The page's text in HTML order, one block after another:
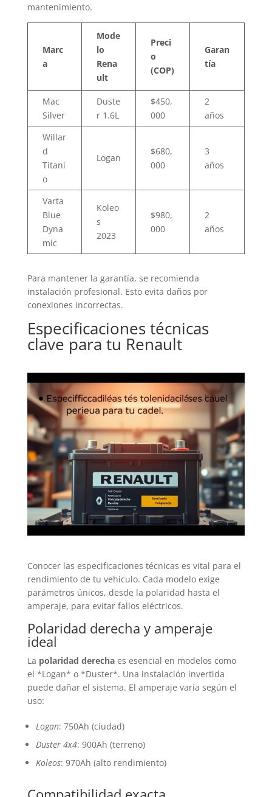
mantenimiento.
Marc
a
Mode
lo
Rena
ult
Preci
o
(COP)
Garan
tía
Mac
Silver
Duste
r 1.6L
$450,
000
2
años
Willar
d
Titani
o
Logan
$680,
000
3
años
Varta
Blue
Dyna
mic
Koleo
s
2023
$980,
000
2
años
Para mantener la garantía, se recomienda
instalación profesional. Esto evita daños por
conexiones incorrectas.
Especificaciones técnicas
clave para tu Renault
Conocer las especificaciones técnicas es vital para el
rendimiento de tu vehículo. Cada modelo exige
parámetros únicos, desde la polaridad hasta el
amperaje, para evitar fallos eléctricos.
Polaridad derecha y amperaje
ideal
La polaridad derechaes esencial en modelos como
el *Logan* o *Duster*. Una instalación invertida
puede dañar el sistema. El amperaje varía según el
uso:
Logan: 750Ah (ciudad)
Duster 4x4: 900Ah (terreno)
Koleos: 970Ah (alto rendimiento)